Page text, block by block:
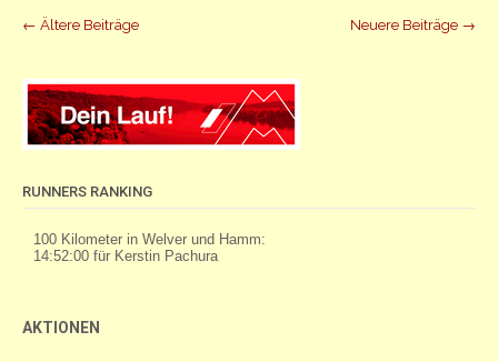
Beiträge
← Ältere Beiträge Neuere Beiträge →
RUNNERS RANKING
AKTIONEN